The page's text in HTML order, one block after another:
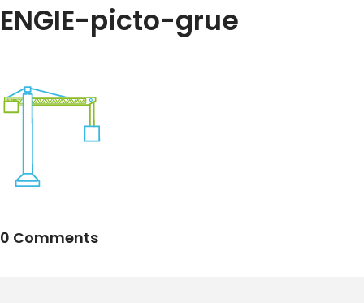
ENGIE-picto-grue
0 Comments